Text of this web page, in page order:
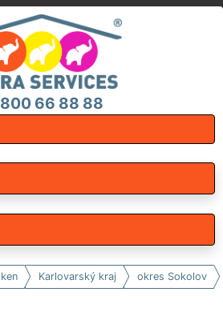
800 66 88 88
Karlovarský kraj okres Sokolov